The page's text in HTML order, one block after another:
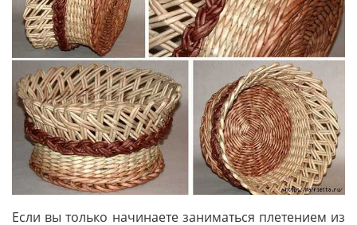
Если вы только начинаете заниматься плетением из